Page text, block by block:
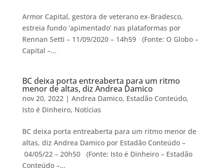
Armor Capital, gestora de veterano ex-Bradesco,
estreia fundo ‘apimentado’ nas plataformas por
Rennan Setti – 11/09/2020 – 14h59 (Fonte: O Globo –
Capital –...
BC deixa porta entreaberta para um ritmo
menor de altas, diz Andrea Damico
nov 20, 2022| Andrea Damico, Estadão Conteúdo,
Isto é Dinheiro, Notícias
BC deixa porta entreaberta para um ritmo menor de
altas, diz Andrea Damico por Estadão Conteúdo –
04/05/22 – 20h50 (Fonte: Isto é Dinheiro – Estadão
Conteúdo –...